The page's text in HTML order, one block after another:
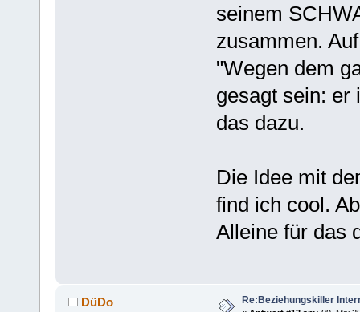
seinem
zusammen.
"Wegen dem
gesagt sein: er
das dazu.
Die Idee mit
find ich cool.
Alleine für das
DüDo Re:Beziehungskiller